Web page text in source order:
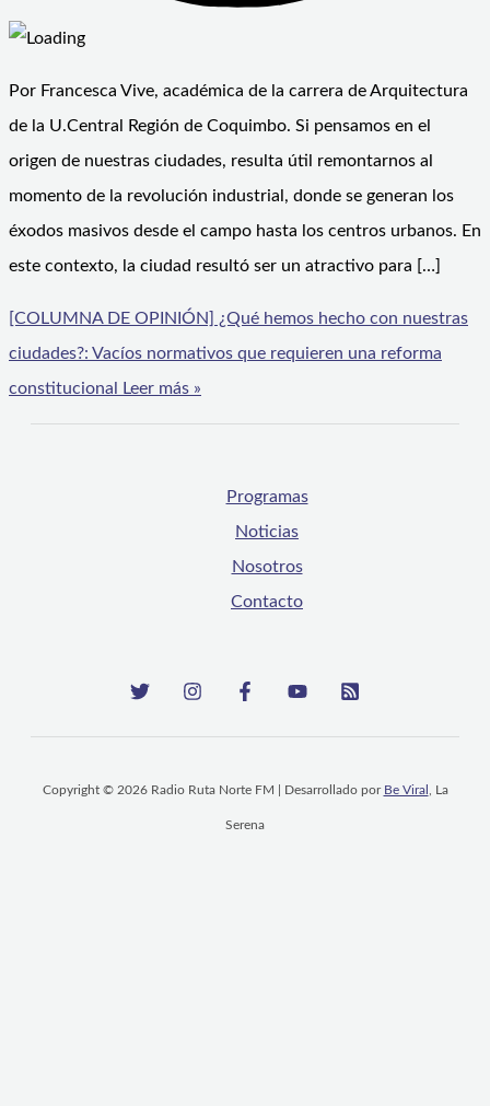
Por Francesca Vive, académica de la carrera de Arquitectura
de la U.Central Región de Coquimbo. Si pensamos en el
origen de nuestras ciudades, resulta útil remontarnos al
momento de la revolución industrial, donde se generan los
éxodos masivos desde el campo hasta los centros urbanos. En
este contexto, la ciudad resultó ser un atractivo para […]
[COLUMNA DE OPINIÓN] ¿Qué hemos hecho con nuestras
ciudades?: Vacíos normativos que requieren una reforma
constitucional
Leer más »
Programas
Noticias
Nosotros
Contacto
Copyright © 2026 Radio Ruta Norte FM | Desarrollado por Be Viral , La
Serena